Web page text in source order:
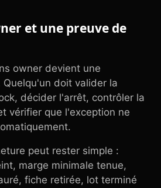
et une preuve de
owner devient une
doit valider la
décider l'arrêt, contrôler la
vérifier que l'exception ne
peut rester simple :
marge minimale tenue,
fiche retirée, lot terminé